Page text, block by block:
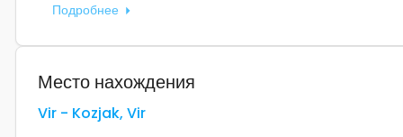
Подробнее
Место нахождения
Vir - Kozjak, Vir